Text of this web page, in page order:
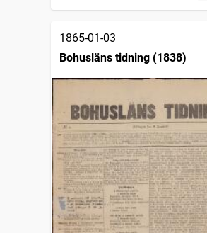
1865-01-03
Bohusläns tidning (1838)